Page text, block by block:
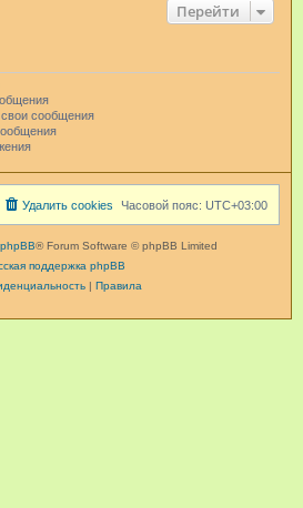
Перейти
свои сообщения
Часовой пояс: UTC+03:00
Удалить cookies
phpBB® Forum Software © phpBB Limited
поддержка phpBB
| Правила